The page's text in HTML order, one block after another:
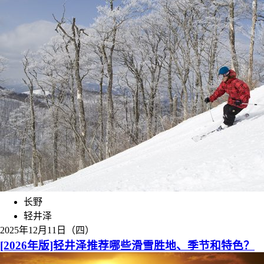
长野
轻井泽
2025年12月11日（四）
[2026年版]轻井泽推荐哪些滑雪胜地、季节和特色？